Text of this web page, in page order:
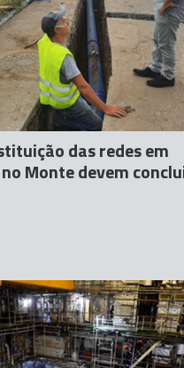
das redes em
Monte devem